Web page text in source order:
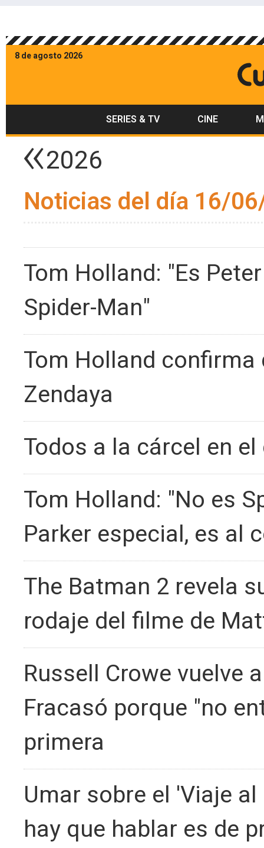
8 de agosto 2026
SERIES & TV CINE
2026
Noticias del día 16/
Tom Holland: "Es
Spider-Man"
Tom Holland
Zendaya
Todos a la cárcel en
Tom Holland: "No es
Parker especial, es al
The Batman 2 revela
rodaje del filme de
Russell Crowe vuelve
Fracasó porque "no
primera
Umar sobre el 'Viaje
hay que hablar es de